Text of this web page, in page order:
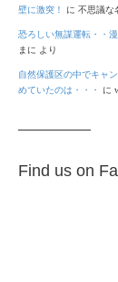
壁に激突！
に 不思議な
恐ろしい無謀運転・・
まに より
自然保護区の中でキャ
めていたのは・・・
に
Find us on